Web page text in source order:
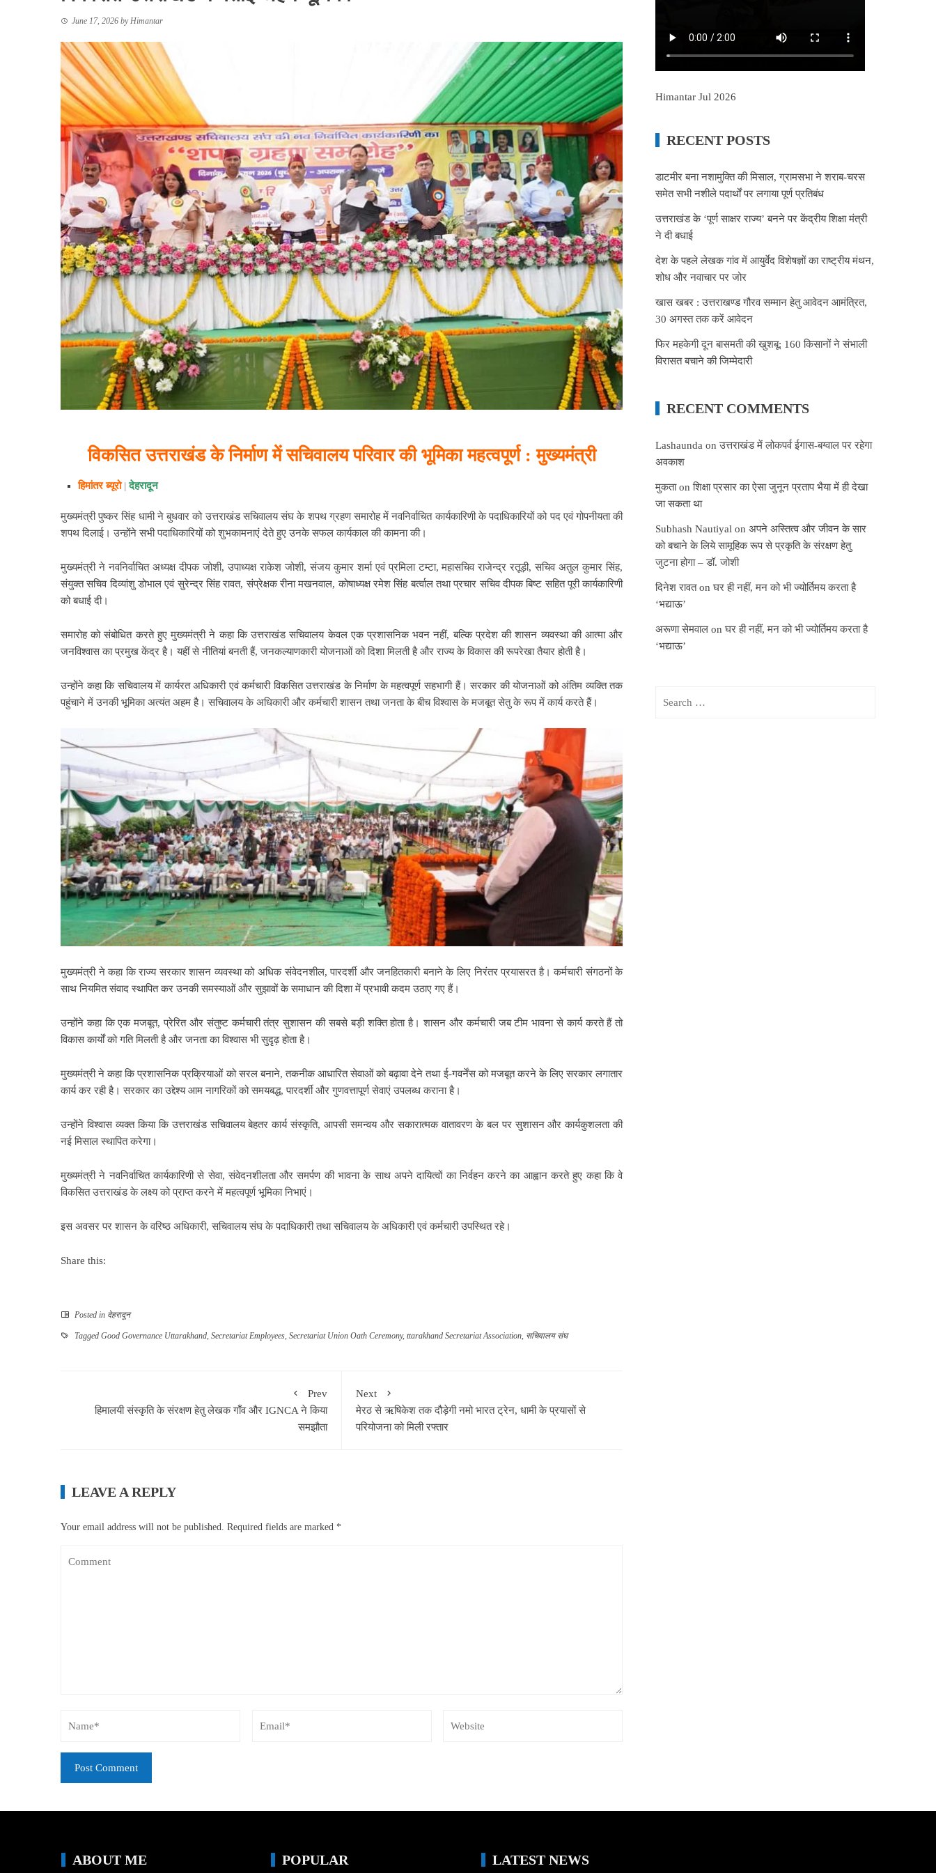
June 17, 2026 byHimantar
विकसित उत्तराखंड के निर्माण में सचिवालय परिवार की भूमिका महत्वपूर्ण : मुख्यमंत्री
हिमांतर ब्यूरो| देहरादून
मुख्यमंत्री पुष्कर सिंह धामी ने बुधवार को उत्तराखंड सचिवालय संघ के शपथ ग्रहण समारोह में नवनिर्वाचित कार्यकारिणी के पदाधिकारियों को पद एवं गोपनीयता की
शपथ दिलाई। उन्होंने सभी पदाधिकारियों को शुभकामनाएं देते हुए उनके सफल कार्यकाल की कामना की।
मुख्यमंत्री ने नवनिर्वाचित अध्यक्ष दीपक जोशी, उपाध्यक्ष राकेश जोशी, संजय कुमार शर्मा एवं प्रमिला टम्टा, महासचिव राजेन्द्र रतूड़ी, सचिव अतुल कुमार सिंह,
संयुक्त सचिव दिव्यांशु डोभाल एवं सुरेन्द्र सिंह रावत, संप्रेक्षक रीना मखनवाल, कोषाध्यक्ष रमेश सिंह बर्त्वाल तथा प्रचार सचिव दीपक बिष्ट सहित पूरी कार्यकारिणी
को बधाई दी।
समारोह को संबोधित करते हुए मुख्यमंत्री ने कहा कि उत्तराखंड सचिवालय केवल एक प्रशासनिक भवन नहीं, बल्कि प्रदेश की शासन व्यवस्था की आत्मा और
जनविश्वास का प्रमुख केंद्र है। यहीं से नीतियां बनती हैं, जनकल्याणकारी योजनाओं को दिशा मिलती है और राज्य के विकास की रूपरेखा तैयार होती है।
उन्होंने कहा कि सचिवालय में कार्यरत अधिकारी एवं कर्मचारी विकसित उत्तराखंड के निर्माण के महत्वपूर्ण सहभागी हैं। सरकार की योजनाओं को अंतिम व्यक्ति तक
पहुंचाने में उनकी भूमिका अत्यंत अहम है। सचिवालय के अधिकारी और कर्मचारी शासन तथा जनता के बीच विश्वास के मजबूत सेतु के रूप में कार्य करते हैं।
मुख्यमंत्री ने कहा कि राज्य सरकार शासन व्यवस्था को अधिक संवेदनशील, पारदर्शी और जनहितकारी बनाने के लिए निरंतर प्रयासरत है। कर्मचारी संगठनों के
साथ नियमित संवाद स्थापित कर उनकी समस्याओं और सुझावों के समाधान की दिशा में प्रभावी कदम उठाए गए हैं।
उन्होंने कहा कि एक मजबूत, प्रेरित और संतुष्ट कर्मचारी तंत्र सुशासन की सबसे बड़ी शक्ति होता है। शासन और कर्मचारी जब टीम भावना से कार्य करते हैं तो
विकास कार्यों को गति मिलती है और जनता का विश्वास भी सुदृढ़ होता है।
मुख्यमंत्री ने कहा कि प्रशासनिक प्रक्रियाओं को सरल बनाने, तकनीक आधारित सेवाओं को बढ़ावा देने तथा ई-गवर्नेंस को मजबूत करने के लिए सरकार लगातार
कार्य कर रही है। सरकार का उद्देश्य आम नागरिकों को समयबद्ध, पारदर्शी और गुणवत्तापूर्ण सेवाएं उपलब्ध कराना है।
उन्होंने विश्वास व्यक्त किया कि उत्तराखंड सचिवालय बेहतर कार्य संस्कृति, आपसी समन्वय और सकारात्मक वातावरण के बल पर सुशासन और कार्यकुशलता की
नई मिसाल स्थापित करेगा।
मुख्यमंत्री ने नवनिर्वाचित कार्यकारिणी से सेवा, संवेदनशीलता और समर्पण की भावना के साथ अपने दायित्वों का निर्वहन करने का आह्वान करते हुए कहा कि वे
विकसित उत्तराखंड के लक्ष्य को प्राप्त करने में महत्वपूर्ण भूमिका निभाएं।
इस अवसर पर शासन के वरिष्ठ अधिकारी, सचिवालय संघ के पदाधिकारी तथा सचिवालय के अधिकारी एवं कर्मचारी उपस्थित रहे।
Share this:
Posted in देहरादून
Tagged Good Governance Uttarakhand, Secretariat Employees, Secretariat Union Oath Ceremony, ttarakhand Secretariat Association, सचिवालय संघ
Prev
हिमालयी संस्कृति के संरक्षण हेतु लेखक गाँव और IGNCA ने किया
समझौता
Next
मेरठ से ऋषिकेश तक दौड़ेगी नमो भारत ट्रेन, धामी के प्रयासों से
परियोजना को मिली रफ्तार
LEAVE A REPLY
Your email address will not be published. Required fields are marked *
Himantar Jul 2026
RECENT POSTS
डाटमीर बना नशामुक्ति की मिसाल, ग्रामसभा ने शराब-चरस
समेत सभी नशीले पदार्थों पर लगाया पूर्ण प्रतिबंध
उत्तराखंड के ‘पूर्ण साक्षर राज्य’ बनने पर केंद्रीय शिक्षा मंत्री
ने दी बधाई
देश के पहले लेखक गांव में आयुर्वेद विशेषज्ञों का राष्ट्रीय मंथन,
शोध और नवाचार पर जोर
खास खबर : उत्तराखण्ड गौरव सम्मान हेतु आवेदन आमंत्रित,
30 अगस्त तक करें आवेदन
फिर महकेगी दून बासमती की खुशबू: 160 किसानों ने संभाली
विरासत बचाने की जिम्मेदारी
RECENT COMMENTS
Lashaunda onउत्तराखंड में लोकपर्व ईगास-बग्वाल पर रहेगा
अवकाश
मुकताonशिक्षा प्रसार का ऐसा जुनून प्रताप भैया में ही देखा
जा सकता था
Subhash Nautiyal onअपने अस्तित्व और जीवन के सार
को बचाने के लिये सामूहिक रूप से प्रकृति के संरक्षण हेतु
जुटना होगा – डॉ. जोशी
दिनेश रावतonघर ही नहीं, मन को भी ज्योर्तिमय करता है
‘भद्याऊ’
अरूणा सेमवाल onघर ही नहीं, मन को भी ज्योर्तिमय करता है
‘भद्याऊ’
ABOUT ME POPULAR LATEST NEWS